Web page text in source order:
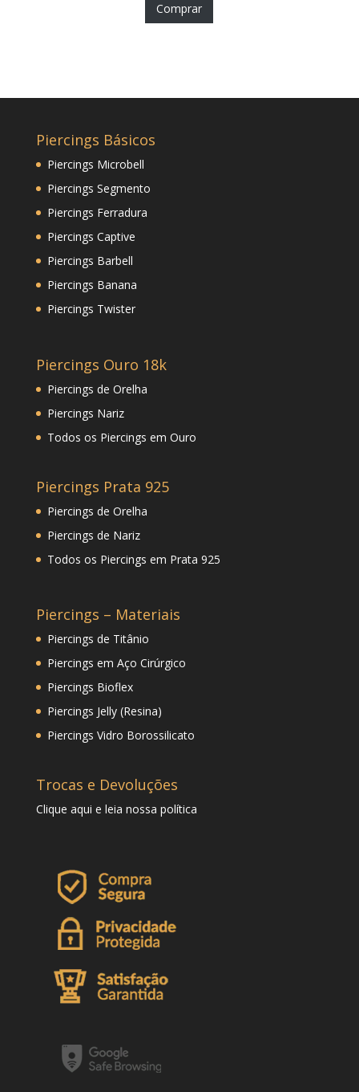
Comprar
Piercings Básicos
Piercings Microbell
Piercings Segmento
Piercings Ferradura
Piercings Captive
Piercings Barbell
Piercings Banana
Piercings Twister
Piercings Ouro 18k
Piercings de Orelha
Piercings Nariz
Todos os Piercings em Ouro
Piercings Prata 925
Piercings de Orelha
Piercings de Nariz
Todos os Piercings em Prata 925
Piercings – Materiais
Piercings de Titânio
Piercings em Aço Cirúrgico
Piercings Bioflex
Piercings Jelly (Resina)
Piercings Vidro Borossilicato
Trocas e Devoluções
Clique aqui e leia nossa política